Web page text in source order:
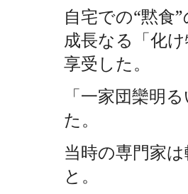
自宅での“黙食
成長なる「化
享受した。
「一家団欒明
た。
当時の専門家
と。